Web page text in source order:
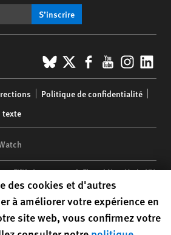
S’inscrire
BlueSky
X Facebook
YouTube
Politique de confidentialité
texte
Fifth Avenue, 34th Floor | New York,NY
501(C)(3) nonprofit registered in the US
cookie preferences
des cookies et d'autres
à améliorer votre expérience en
site web, vous confirmez votre